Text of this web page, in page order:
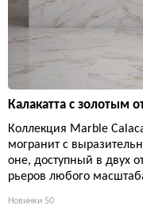
Калакатта с золотым
Коллекция Marble
могранит с
оне, доступный в двух
рьеров любого
Новинки 50